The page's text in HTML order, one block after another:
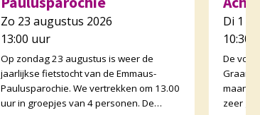
Zo 23 augustus 2026
13:00 uur
Op zondag 23 augustus is weer de
jaarlijkse fietstocht van de Emmaus-
Paulusparochie. We vertrekken om 13.00
uur in groepjes van 4 personen. De
Di 1
10:30
De
maand
zeer